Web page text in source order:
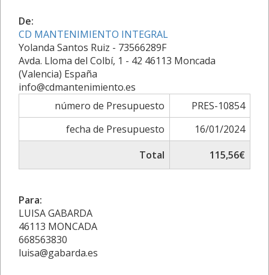
De:
CD MANTENIMIENTO INTEGRAL
Yolanda Santos Ruiz - 73566289F
Avda. Lloma del Colbí, 1 - 42 46113 Moncada
(Valencia) España
info@cdmantenimiento.es
número de Presupuesto
PRES-10854
fecha de Presupuesto
16/01/2024
Total
115,56€
Para:
LUISA GABARDA
46113 MONCADA
668563830
luisa@gabarda.es